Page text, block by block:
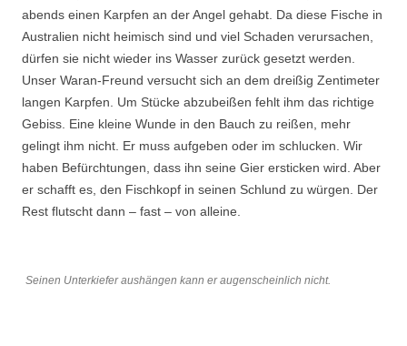
abends einen Karpfen an der Angel gehabt. Da diese Fische in
Australien nicht heimisch sind und viel Schaden verursachen,
dürfen sie nicht wieder ins Wasser zurück gesetzt werden.
Unser Waran-Freund versucht sich an dem dreißig Zentimeter
langen Karpfen. Um Stücke abzubeißen fehlt ihm das richtige
Gebiss. Eine kleine Wunde in den Bauch zu reißen, mehr
gelingt ihm nicht. Er muss aufgeben oder im schlucken. Wir
haben Befürchtungen, dass ihn seine Gier ersticken wird. Aber
er schafft es, den Fischkopf in seinen Schlund zu würgen. Der
Rest flutscht dann – fast – von alleine.
Seinen Unterkiefer aushängen kann er augenscheinlich nicht.